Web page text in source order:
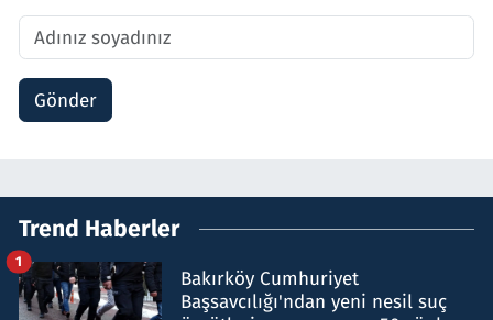
Gönder
Trend Haberler
Bakırköy Cumhuriyet
Başsavcılığı'ndan yeni nesil suç
1